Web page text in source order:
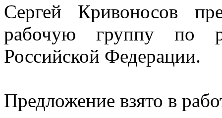
Сергей Кривоносов
рабочую группу по
Российской Федерации.
Предложение взято в